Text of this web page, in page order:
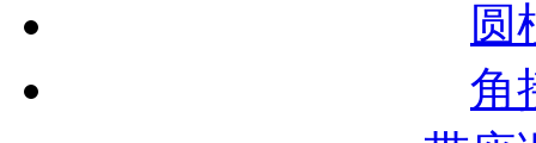
圆
角